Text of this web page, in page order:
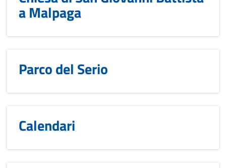
a Malpaga
Parco del Serio
Calendari